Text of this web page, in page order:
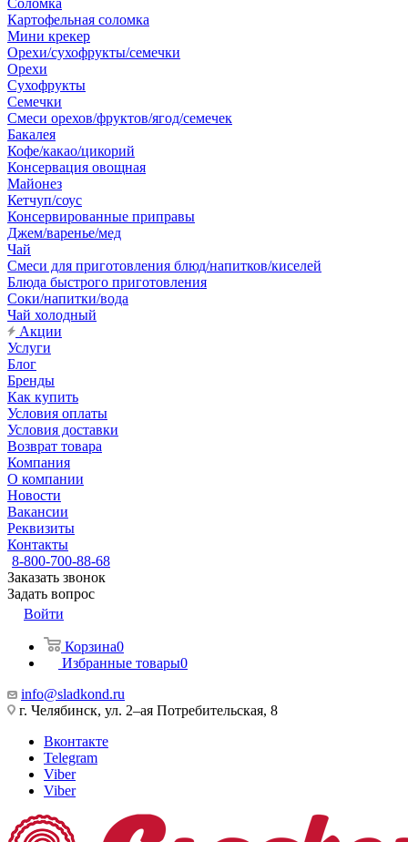
Соломка
Картофельная соломка
Мини крекер
Орехи/сухофрукты/семечки
Орехи
Сухофрукты
Семечки
Смеси орехов/фруктов/ягод/семечек
Бакалея
Кофе/какао/цикорий
Консервация овощная
Майонез
Кетчуп/соус
Консервированные приправы
Джем/варенье/мед
Чай
Смеси для приготовления блюд/напитков/киселей
Блюда быстрого приготовления
Соки/напитки/вода
Чай холодный
Акции
Услуги
Блог
Бренды
Как купить
Условия оплаты
Условия доставки
Возврат товара
Компания
О компании
Новости
Вакансии
Реквизиты
Контакты
8-800-700-88-68
Заказать звонок
Задать вопрос
Войти
Корзина0
Избранные товары0
info@sladkond.ru
г. Челябинск, ул. 2–ая Потребительская, 8
Вконтакте
Telegram
Viber
Viber